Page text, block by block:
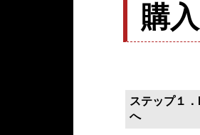
購
ステップ１
へ